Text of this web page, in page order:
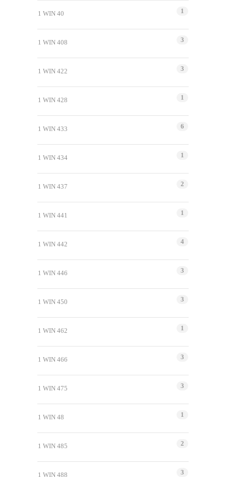
1 WIN 40 1
1 WIN 408 3
1 WIN 422 3
1 WIN 428 1
1 WIN 433 6
1 WIN 434 1
1 WIN 437 2
1 WIN 441 1
1 WIN 442 4
1 WIN 446 3
1 WIN 450 3
1 WIN 462 1
1 WIN 466 3
1 WIN 475 3
1 WIN 48 1
1 WIN 485 2
1 WIN 488 3